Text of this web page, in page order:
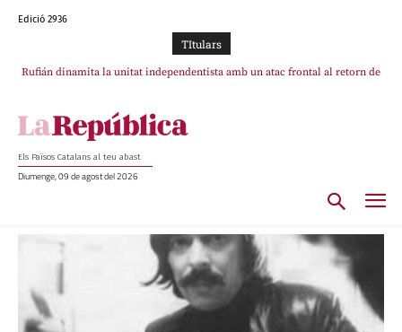
Edició 2936
TItulars
Rufián dinamita la unitat independentista amb un atac frontal al retorn de
Els Països Catalans al teu abast
Diumenge, 09 de agost del 2026